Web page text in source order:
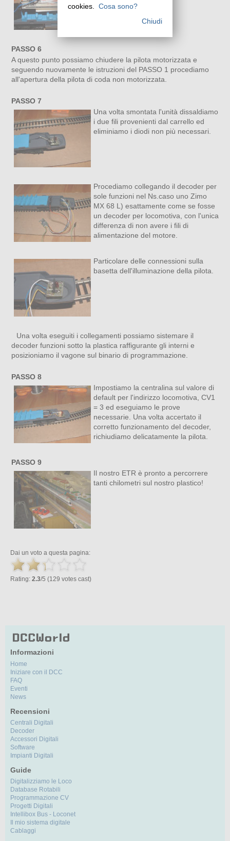
PASSO 6
A questo punto possiamo chiudere la pilota motorizzata e
seguendo nuovamente le istruzioni del PASSO 1 procediamo
all'apertura della pilota di coda non motorizzata.
PASSO 7
Una volta smontata l'unità dissaldiamo
i due fili provenienti dal carrello ed
eliminiamo i diodi non più necessari.
Procediamo collegando il decoder per
sole funzioni nel Ns.caso uno Zimo
MX 68 L) esattamente come se fosse
un decoder per locomotiva, con l'unica
differenza di non avere i fili di
alimentazione del motore.
Particolare delle connessioni sulla
basetta dell'illuminazione della pilota.
Una volta eseguiti i collegamenti possiamo sistemare il
decoder funzioni sotto la plastica raffigurante gli interni e
posizioniamo il vagone sul binario di programmazione.
PASSO 8
Impostiamo la centralina sul valore di
default per l'indirizzo locomotiva, CV1
= 3 ed eseguiamo le prove
necessarie. Una volta accertato il
corretto funzionamento del decoder,
richiudiamo delicatamente la pilota.
PASSO 9
Il nostro ETR è pronto a percorrere
tanti chilometri sul nostro plastico!
Dai un voto a questa pagina:
Rating: 2.3/5 (129 votes cast)
Informazioni
Home
Iniziare con il DCC
FAQ
Eventi
News
Recensioni
Centrali Digitali
Decoder
Accessori Digitali
Software
Impianti Digitali
Guide
Digitalizziamo le Loco
Database Rotabili
Programmazione CV
Progetti Digitali
Intellibox Bus - Loconet
Il mio sistema digitale
Cablaggi
cookies.
Cosa sono?
Chiudi